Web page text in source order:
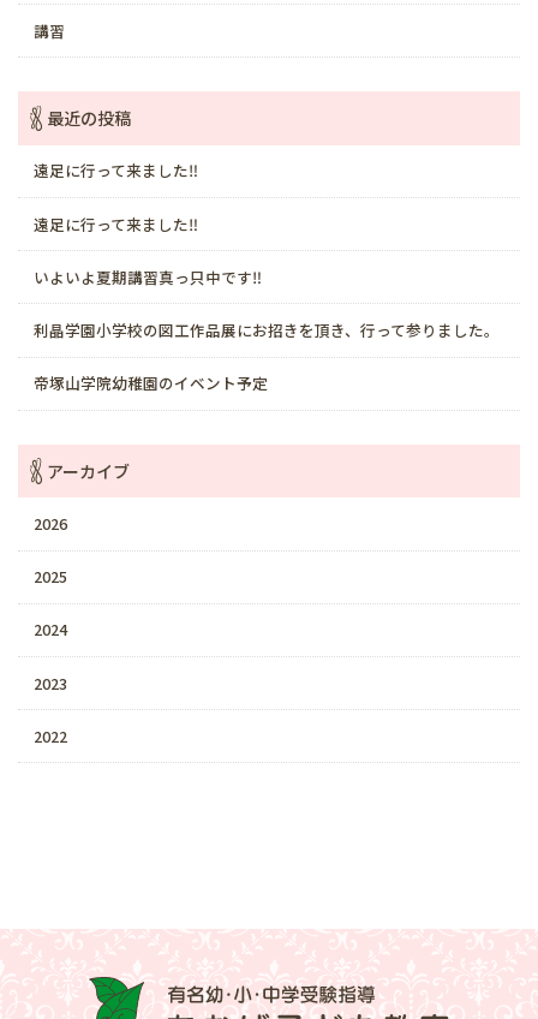
講習
最近の投稿
遠足に行って来ました‼️
遠足に行って来ました‼️
いよいよ夏期講習真っ只中です‼️
利晶学園小学校の図工作品展にお招きを頂き、行って参りました。
帝塚山学院幼稚園のイベント予定
アーカイブ
2026
2025
2024
2023
2022